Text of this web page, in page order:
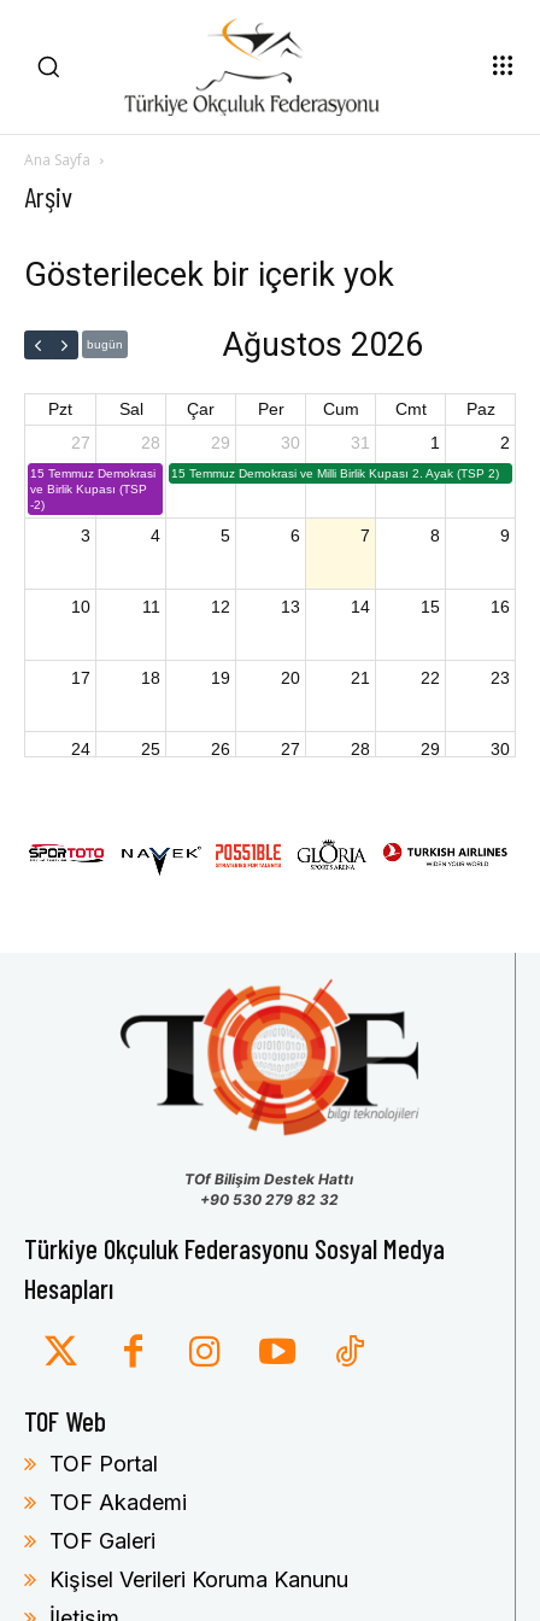
Ana Sayfa
Arşiv
Gösterilecek bir içerik yok
bugün Ağustos 2026
Pzt Sal Çar Per Cum Cmt
Paz
27
15 Temmuz Demokrasi
ve Birlik Kupası (TSP
-2)
28 29
15 Temmuz Demokrasi ve Milli Birlik Kupası 2. Ayak (TSP 2)
30 31 1 2
3 4 5 6 7 8 9
10 11 12 13 14 15 16
17 18 19 20 21 22 23
24 25 26 27 28 29 30
TOf Bilişim Destek Hattı
+90 530 279 82 32
Türkiye Okçuluk Federasyonu Sosyal Medya
Hesapları
TOF Web
TOF Portal
TOF Akademi
TOF Galeri
Kişisel Verileri Koruma Kanunu